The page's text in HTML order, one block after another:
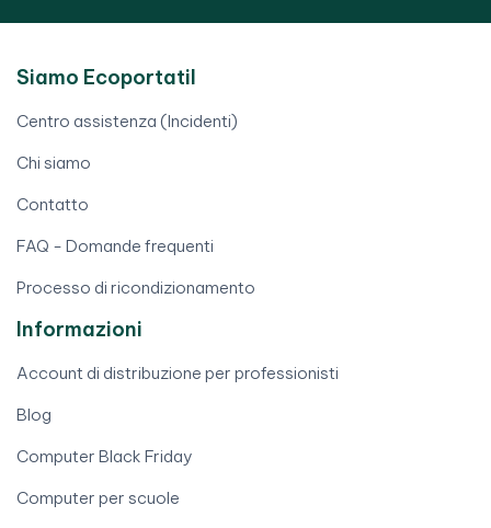
Siamo Ecoportatil
Centro assistenza (Incidenti)
Chi siamo
Contatto
FAQ - Domande frequenti
Processo di ricondizionamento
Informazioni
Account di distribuzione per professionisti
Blog
Computer Black Friday
Computer per scuole